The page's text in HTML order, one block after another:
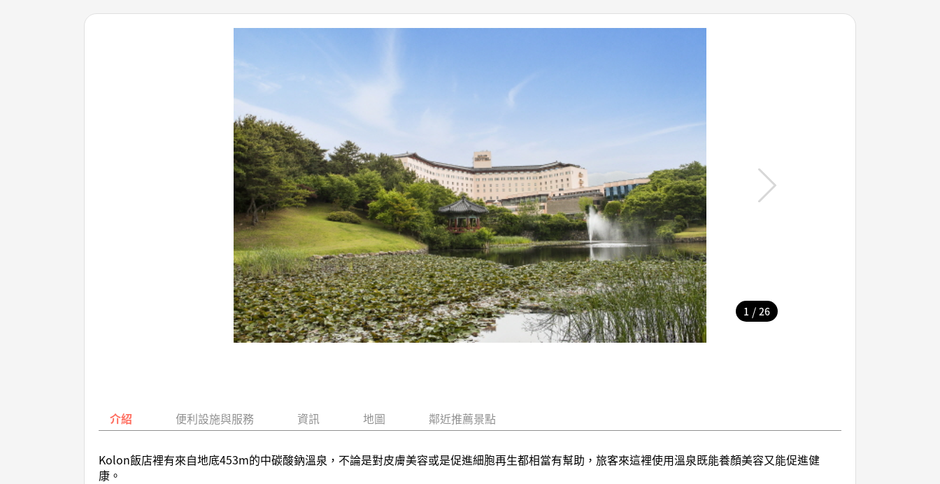
1 / 26
介紹 便利設施與服務 資訊 地圖 鄰近推薦景點
Kolon飯店裡有來自地底453m的中碳酸鈉溫泉，不論是對皮膚美容或是促進細胞再生都相當有幫助，旅客來這裡使用溫泉既能養顏美容又能促進健
康。